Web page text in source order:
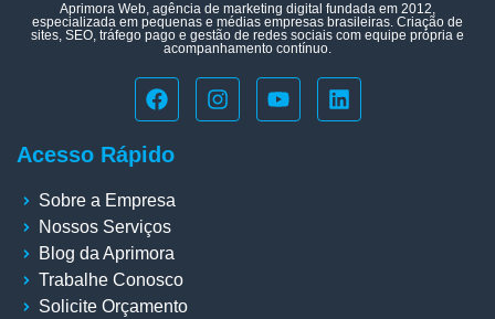
Aprimora Web, agência de marketing digital fundada em 2012,
especializada em pequenas e médias empresas brasileiras. Criação de
sites, SEO, tráfego pago e gestão de redes sociais com equipe própria e
acompanhamento contínuo.
Acesso Rápido
Sobre a Empresa
Nossos Serviços
Blog da Aprimora
Trabalhe Conosco
Solicite Orçamento